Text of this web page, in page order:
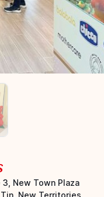
3, New Town Plaza
New Territories